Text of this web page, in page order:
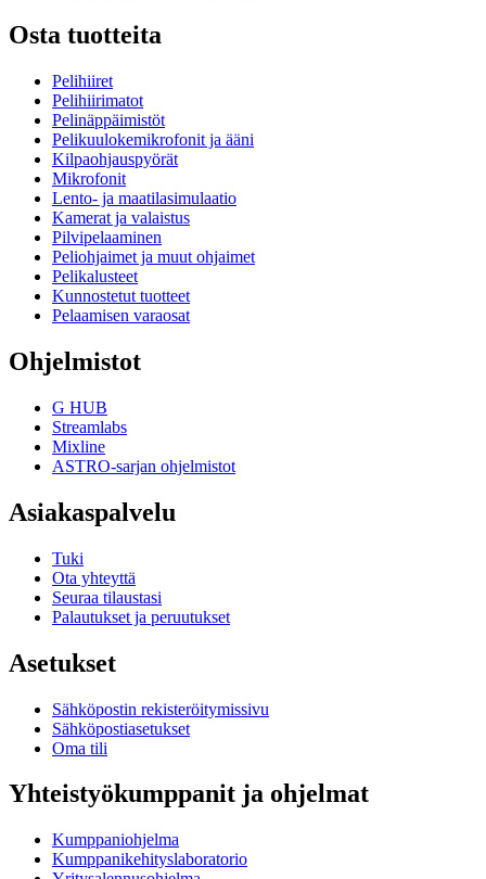
Osta tuotteita
Pelihiiret
Pelihiirimatot
Pelinäppäimistöt
Pelikuulokemikrofonit ja ääni
Kilpaohjauspyörät
Mikrofonit
Lento- ja maatilasimulaatio
Kamerat ja valaistus
Pilvipelaaminen
Peliohjaimet ja muut ohjaimet
Pelikalusteet
Kunnostetut tuotteet
Pelaamisen varaosat
Ohjelmistot
G HUB
Streamlabs
Mixline
ASTRO-sarjan ohjelmistot
Asiakaspalvelu
Tuki
Ota yhteyttä
Seuraa tilaustasi
Palautukset ja peruutukset
Asetukset
Sähköpostin rekisteröitymissivu
Sähköpostiasetukset
Oma tili
Yhteistyökumppanit ja ohjelmat
Kumppaniohjelma
Kumppanikehityslaboratorio